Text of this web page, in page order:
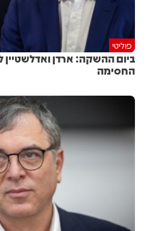
פוליטי
ביום ההשקה: ארדן ואדלשטיין
החסימה